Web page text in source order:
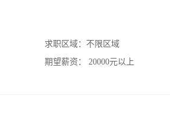
求职区域： 不限区域
期望薪资：
20000元以上